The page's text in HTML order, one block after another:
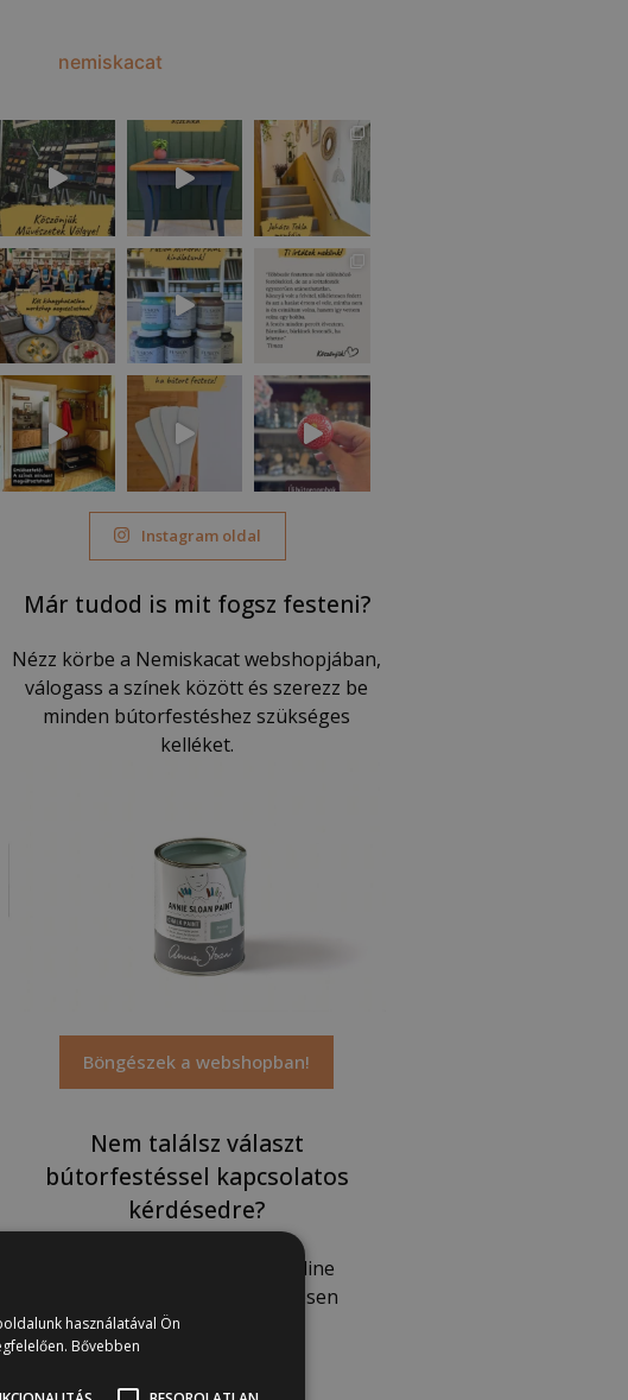
nemiskacat
Instagram oldal
Már tudod is mit fogsz festeni?
Nézz körbe a Nemiskacat webshopjában,
válogass a színek között és szerezz be
minden bútorfestéshez szükséges
kelléket.
Böngészek a webshopban!
Nem találsz választ
bútorfestéssel kapcsolatos
kérdésedre?
Segítünk! Keress minket online
felületeinken vagy személyesen
boltunkban!
használatával Ön
Bővebben